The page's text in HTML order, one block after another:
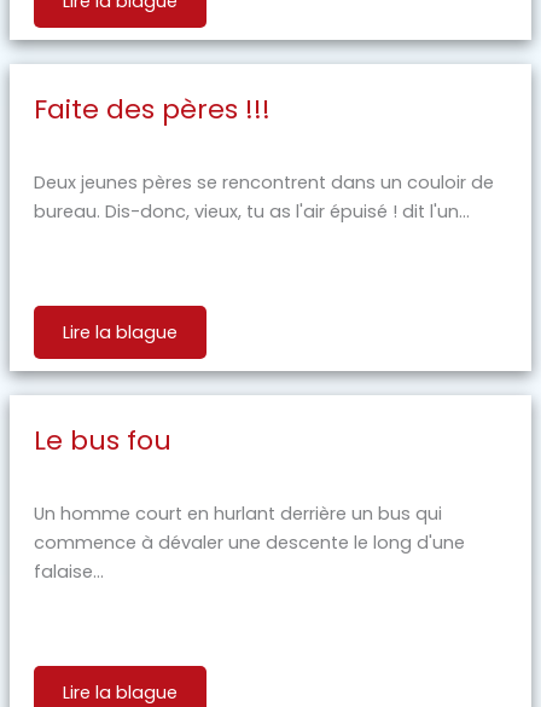
Faite des pères !!!
Deux jeunes pères se rencontrent dans un couloir de
bureau. Dis-donc, vieux, tu as l'air épuisé ! dit l'un...
Lire la blague
Le bus fou
Un homme court en hurlant derrière un bus qui
commence à dévaler une descente le long d'une
falaise...
Lire la blague